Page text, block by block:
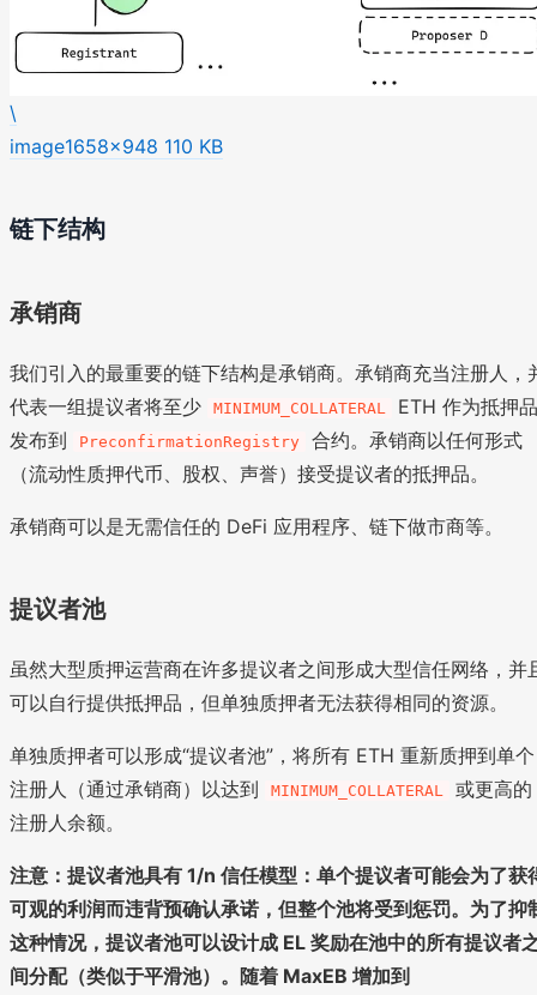
\
image1658×948 110 KB
链下结构
承销商
我们引入的最重要的链下结构是承销商。承销商充当注册人，
代表一组提议者将至少
MINIMUM_COLLATERAL
ETH 作为抵押
发布到
PreconfirmationRegistry
合约。承销商以任何形式
（流动性质押代币、股权、声誉）接受提议者的抵押品。
承销商可以是无需信任的 DeFi 应用程序、链下做市商等。
提议者池
虽然大型质押运营商在许多提议者之间形成大型信任网络，并
可以自行提供抵押品，但单独质押者无法获得相同的资源。
单独质押者可以形成“提议者池”，将所有 ETH 重新质押到单个
注册人（通过承销商）以达到
MINIMUM_COLLATERAL
或更高的
注册人余额。
注意：提议者池具有 1/n 信任模型：单个提议者可能会为了获
可观的利润而违背预确认承诺，但整个池将受到惩罚。为了抑
这种情况，提议者池可以设计成 EL 奖励在池中的所有提议者
间分配（类似于平滑池）。随着 MaxEB 增加到